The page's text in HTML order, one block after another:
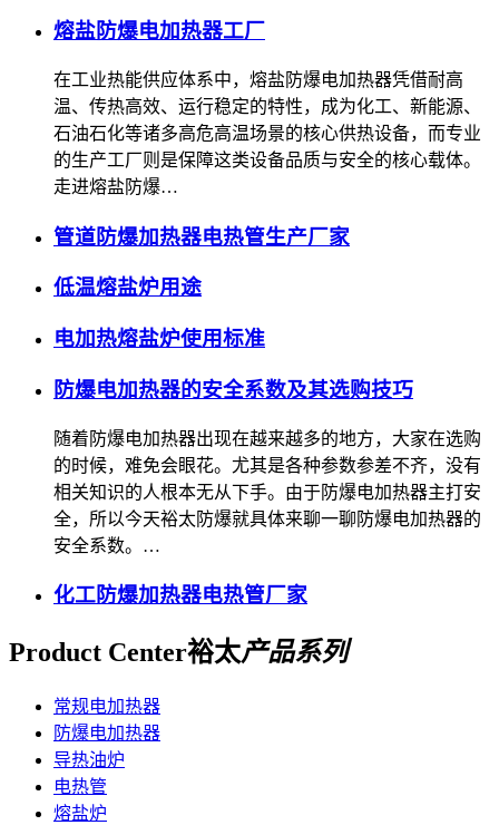
熔盐防爆电加热器工厂
在工业热能供应体系中，熔盐防爆电加热器凭借耐高
温、传热高效、运行稳定的特性，成为化工、新能源、
石油石化等诸多高危高温场景的核心供热设备，而专业
的生产工厂则是保障这类设备品质与安全的核心载体。
走进熔盐防爆…
管道防爆加热器电热管生产厂家
低温熔盐炉用途
电加热熔盐炉使用标准
防爆电加热器的安全系数及其选购技巧
随着防爆电加热器出现在越来越多的地方，大家在选购
的时候，难免会眼花。尤其是各种参数参差不齐，没有
相关知识的人根本无从下手。由于防爆电加热器主打安
全，所以今天裕太防爆就具体来聊一聊防爆电加热器的
安全系数。…
化工防爆加热器电热管厂家
Product Center裕太产品系列
常规电加热器
防爆电加热器
导热油炉
电热管
熔盐炉